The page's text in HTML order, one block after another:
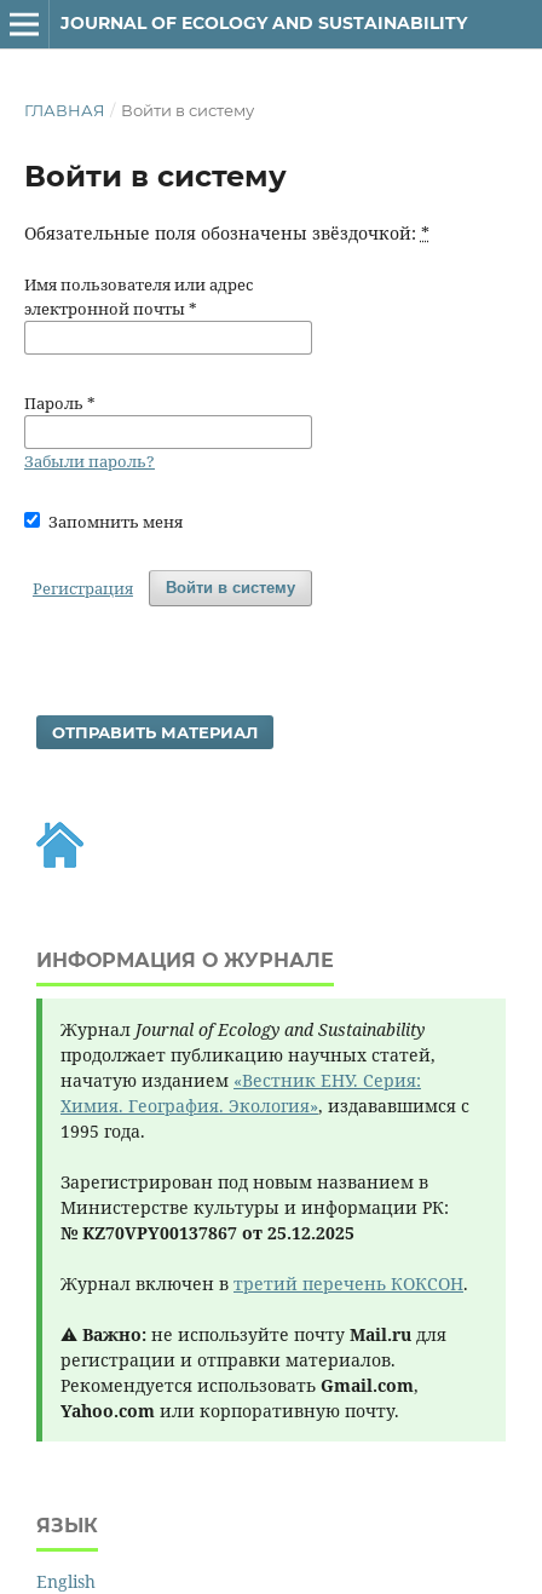
JOURNAL OF ECOLOGY AND SUSTAINABILITY
ГЛАВНАЯ / Войти в систему
Войти в систему
Обязательные поля обозначены звёздочкой: *
Имя пользователя или адрес
электронной почты*
Пароль *
Забыли пароль?
Запомнить меня
Войти в систему
Регистрация
ОТПРАВИТЬ МАТЕРИАЛ
ИНФОРМАЦИЯ О ЖУРНАЛЕ
Журнал Journal of Ecology and Sustainability
продолжает публикацию научных статей,
начатую изданием «Вестник ЕНУ. Серия:
Химия. География. Экология», издававшимся с
1995 года.
Зарегистрирован под новым названием в
Министерстве культуры и информации РК:
№ KZ70VPY00137867 от 25.12.2025
Журнал включен в третий перечень КОКСОН.
⚠ Важно: не используйте почту Mail.ru для
регистрации и отправки материалов.
Рекомендуется использовать Gmail.com,
Yahoo.com или корпоративную почту.
ЯЗЫК
English